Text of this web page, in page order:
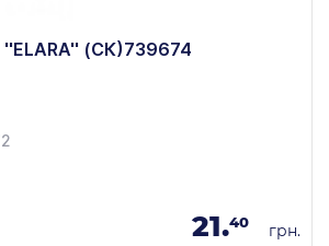
(СК)739674
21.40 грн.